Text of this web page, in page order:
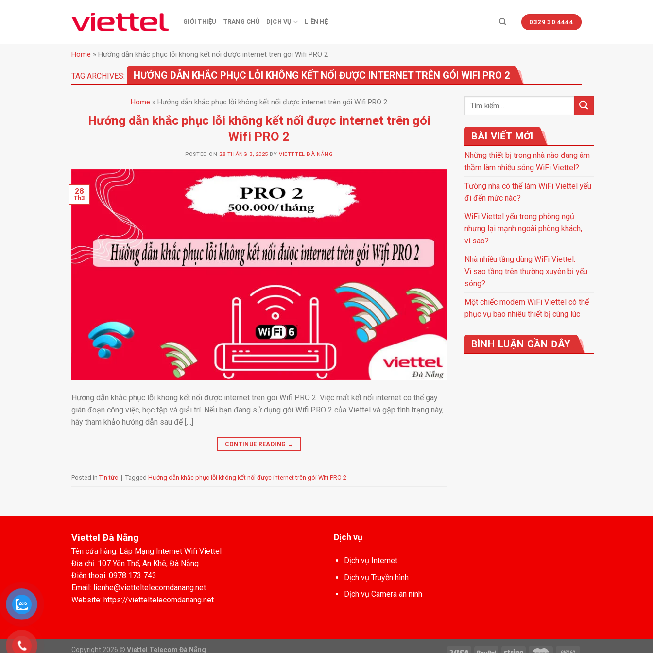
GIỚI THIỆU TRANG CHỦ DỊCH VỤ LIÊN HỆ 0329 30 4444
Home » Hướng dẫn khắc phục lỗi không kết nối được internet trên gói Wifi PRO 2
TAG ARCHIVES: HƯỚNG DẪN KHẮC PHỤC LỖI KHÔNG KẾT NỐI ĐƯỢC INTERNET TRÊN GÓI WIFI PRO 2
Home »Hướng dẫn khắc phục lỗi không kết nối được internet trên gói Wifi PRO 2
Hướng dẫn khắc phục lỗi không kết nối được internet trên gói
Wifi PRO 2
POSTED ON 28 THÁNG 3, 2025 BYVIETTTEL ĐÀ NẴNG
28
Th3
Hướng dẫn khắc phục lỗi không kết nối được internet trên gói Wifi PRO 2. Việc mất kết nối internet có thể gây
gián đoạn công việc, học tập và giải trí. Nếu bạn đang sử dụng gói Wifi PRO 2 của Viettel và gặp tình trạng này,
hãy tham khảo hướng dẫn sau để […]
CONTINUE READING →
Posted in Tin tức | Tagged Hướng dẫn khắc phục lỗi không kết nối được internet trên gói Wifi PRO 2
BÀI VIẾT MỚI
Những thiết bị trong nhà nào đang âm
thầm làm nhiễu sóng WiFi Viettel?
Tường nhà có thể làm WiFi Viettel yếu
đi đến mức nào?
WiFi Viettel yếu trong phòng ngủ
nhưng lại mạnh ngoài phòng khách,
vì sao?
Nhà nhiều tầng dùng WiFi Viettel:
Vì sao tầng trên thường xuyên bị yếu
sóng?
Một chiếc modem WiFi Viettel có thể
phục vụ bao nhiêu thiết bị cùng lúc
BÌNH LUẬN GẦN ĐÂY
Viettel Đà Nẵng
Tên cửa hàng: Lắp Mạng Internet Wifi Viettel
Địa chỉ: 107 Yên Thế, An Khê, Đà Nẵng
Điện thoại: 0978 173 743
Email: lienhe@vietteltelecomdanang.net
Website: https://vietteltelecomdanang.net
Dịch vụ
Dịch vụ Internet
Dịch vụ Truyền hình
Dịch vụ Camera an ninh
Copyright 2026 © Viettel Telecom Đà Nẵng